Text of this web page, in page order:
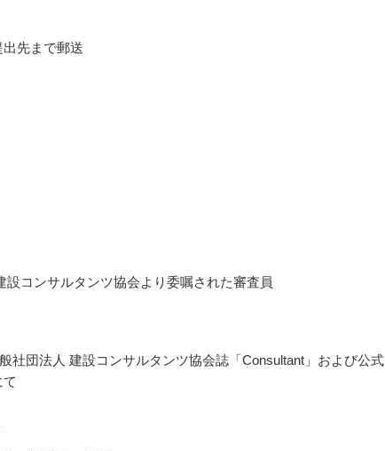
先まで郵送
設コンサルタンツ協会より委嘱された審査員
社団法人 建設コンサルタンツ協会誌「Consultant」および公式